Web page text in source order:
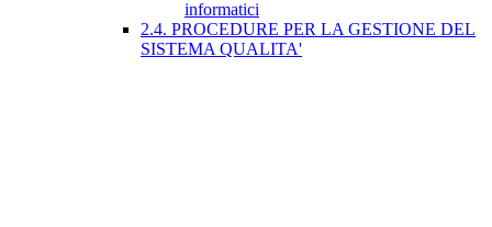
informatici
2.4. PROCEDURE PER LA GESTIONE DEL
SISTEMA QUALITA'